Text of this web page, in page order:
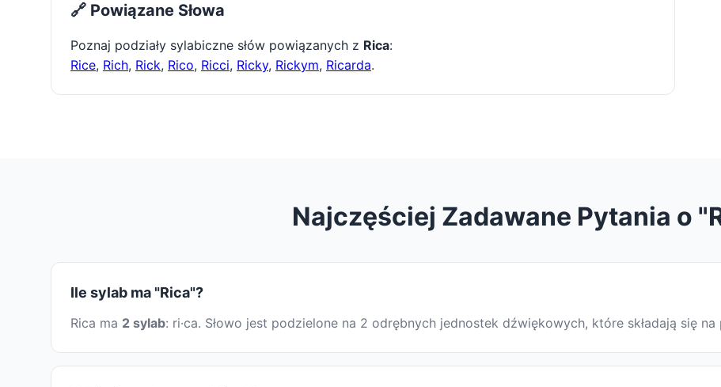
🔗 Powiązane Słowa
Poznaj podziały sylabiczne słów powiązanych z Rica:
Rice, Rich, Rick, Rico, Ricci, Ricky, Rickym, Ricarda.
Najczęściej Zadawane Pytania o
Ile sylab ma "Rica"?
Rica ma 2 sylab: ri·ca. Słowo jest podzielone na 2 odrębnych jednostek dźwiękowych, które składają się na